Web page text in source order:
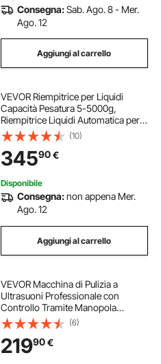
Consegna:Sab. Ago. 8 - Mer.
Ago. 12
Aggiungi al carrello
VEVOR Riempitrice per Liquidi
Capacità Pesatura 5-5000g,
Riempitrice Liquidi Automatica per
Bottiglie Controllo Digitale,
Riempitrice da Banco con Pompa
Peristaltica Liquido ad alta Viscosità
(10)
34590€
Disponibile
Consegna:non appena Mer.
Ago. 12
Aggiungi al carrello
VEVOR Macchina di Pulizia a
Ultrasuoni Professionale con
Controllo Tramite Manopola
Rotante, Capacita di 30 L con
Cestello e Sfera di Pulizia, Pulitore a
Ultrasuoni per Orologi, Rasoi,
Gioielli
(6)
21990€